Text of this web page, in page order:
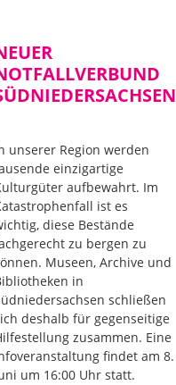
unserer Region werden
einzigartige
aufbewahrt. Im
ist es
diese Bestände
zu bergen zu
Museen, Archive und
in
schließen
deshalb für gegenseitige
zusammen. Eine
findet am 8.
um 16:00 Uhr statt.